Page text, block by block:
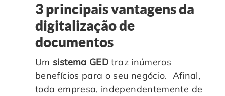
3 principais vantagens da
digitalização de
documentos
Um sistema GED traz inúmeros
benefícios para o seu negócio. Afinal,
toda empresa, independentemente de